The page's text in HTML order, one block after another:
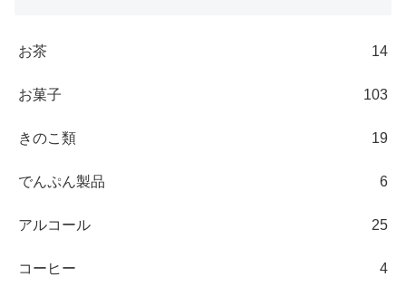
お茶 14
お菓子 103
きのこ類 19
でんぷん製品 6
アルコール 25
コーヒー 4